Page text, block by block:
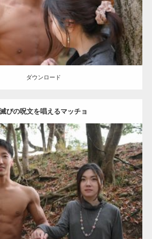
ンロード
ダウンロード
滅びの呪文を唱えるマッチョ
Update:2021.07.8
ッチョ その他 AKIHITO(細マッチョ) 大胸筋 腹筋
ンロード
【YouTube】マッチョフリー素材メンバーが
ギネス世界記録…
【TV】TBS番組「ひるおび」にてマッスルプ
ラスが紹介されま…
TOKYO FMラジオ番組「ONE MORNING」
で紹介さ…
NHK「所さん！事件ですよ」に取材されまし